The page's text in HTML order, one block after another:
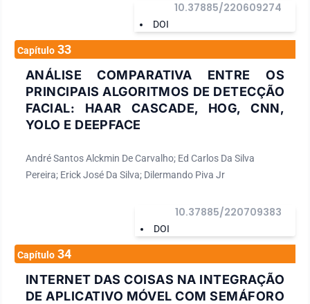
DOI
10.37885/220609274
Capítulo 33
ANÁLISE COMPARATIVA ENTRE OS
PRINCIPAIS ALGORITMOS DE DETECÇÃO
FACIAL: HAAR CASCADE, HOG, CNN,
YOLO E DEEPFACE
André Santos Alckmin De Carvalho; Ed Carlos Da Silva
Pereira; Erick José Da Silva; Dilermando Piva Jr
DOI
10.37885/220709383
Capítulo 34
INTERNET DAS COISAS NA INTEGRAÇÃO
DE APLICATIVO MÓVEL COM SEMÁFORO